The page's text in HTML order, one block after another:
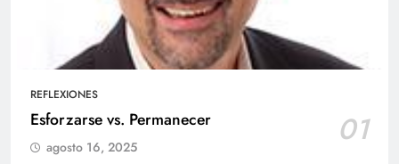
REFLEXIONES
Esforzarse vs. Permanecer 01
agosto 16, 2025